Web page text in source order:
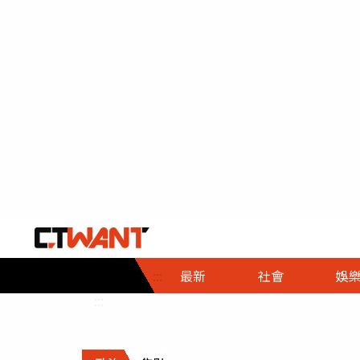
::: 最新 社會
社會首頁
時事
調查
娛樂
娛樂首頁
即時
財經首頁
熱線
政